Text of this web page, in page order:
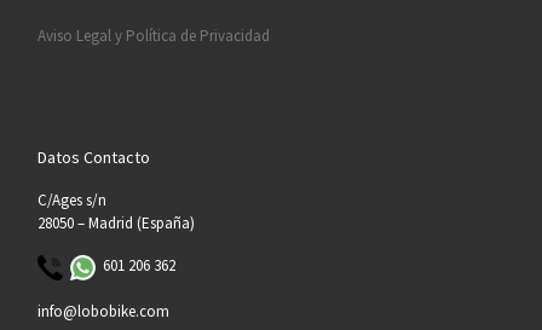
Aviso Legal y Política de Privacidad
Datos Contacto
C/Ages s/n
28050 – Madrid (España)
601 206 362
info@lobobike.com